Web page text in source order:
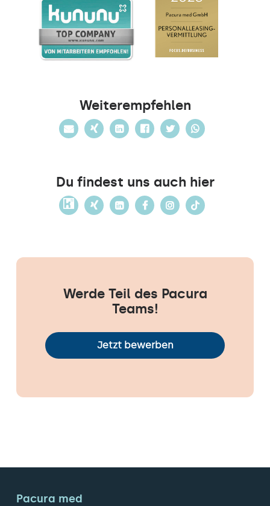
Weiterempfehlen
Du findest uns auch hier
Werde Teil des Pacura
Teams!
Jetzt bewerben
Pacura med